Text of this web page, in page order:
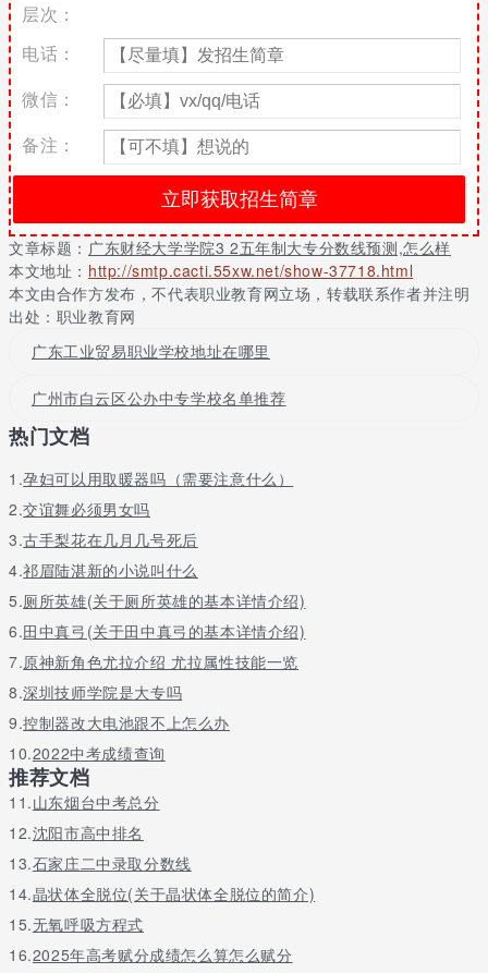
01.读五年制可以升本吗
可以的，如果是学历比较看重，以后想要往上专的人，可能更多的
是选择“五年制大专”，好为未来专升本、考研究生，甚至是考博士
做准备。即使只是想学的“一技之长”，好解决就业问题，中职、高
职、五年制大专培养的同属于高技能人才，只不过学校情况不同，
专业的侧重点会稍微有些不太一样，家长需要根据孩子的未来发展
方向
02.2022年五年制大专分数线
不同地区，不同的院校录取分数线不同，一般在300分到500分左
右。我校分数线可咨询招生老师
03.初中成绩不好学什么好1、学历 技能 包实习，推荐就业其中五
年制大专拿到的是大专学历，所以在学历上它完全ok，没有问题。
至于技能，它与中职、技校一样，培养的都是高技能型人才，所以
种“学历 技能证书”教学模式，让孩子们在拿到学历的同时，又能学
学定点委培项目”，包实习，让孩子通过实习的方式真正学到东西；
中生直接读五年，节省时间五年制大专“2 3”模式，就是读两年高中
预科直升大专，五年可读完大专学历，如需本科学历再续读一年。
相较于孩子考入普高读三年，再参加高考读大专三年，节省了一年
时间。当然了，若是能够考上普高，未来要参加高考拿本科学历的
孩子，我们还是建议对方读普高，参加高考。虽然同样是国家承认
的大专学历，参加过高考的三年制大专与未参加过高考的五年制大
专，社会的认同度多少有些区别。3、很多人一听五年制大专学历没
有三年制大专学历好，心理就开始有些无法接受，这点没什么好说
的，毕竟三年制大专首先要让孩子考上普高，再参加高考，若是连
普高都考不上，还有什么好说的？但是，读了五年制大专是不是就
到头了，没办法往上升了呢？no！还有一个词叫“专升本”，本科学
历有全日制专升本或者自考本科，也有成教本科，若想要继续深
造，五年制大专完全可以做为一个跳板。04.专业介绍
会计，电子商务，影视动漫，学前教育，机电一体化，护理学，药
学，中药学，健康管理，口腔医学技术，动物医学，空中乘务，建
筑工程技术，建筑装饰工程技术，艺术设计，市场营销，行政管理
05.平台招生老师电话
联系电话：可直接在线或者留言咨询
06.如何报考五年制大专
层次：
电话：
微信：
备注：
文章标题： 广东财经大学学院3 2五年制大专分数线预测,怎么样
本文地址： http://smtp.cacti.55xw.net/show-37718.html
本文由合作方发布，不代表职业教育网立场，转载联系作者并注明
出处：职业教育网
广东工业贸易职业学校地址在哪里
广州市白云区公办中专学校名单推荐
热门文档
1.孕妇可以用取暖器吗（需要注意什么）
2.交谊舞必须男女吗
3.古手梨花在几月几号死后
4.祁眉陆湛新的小说叫什么
5.厕所英雄(关于厕所英雄的基本详情介绍)
6.田中真弓(关于田中真弓的基本详情介绍)
7.原神新角色尤拉介绍 尤拉属性技能一览
8.深圳技师学院是大专吗
9.控制器改大电池跟不上怎么办
10.2022中考成绩查询
推荐文档
11.山东烟台中考总分
12.沈阳市高中排名
13.石家庄二中录取分数线
14.晶状体全脱位(关于晶状体全脱位的简介)
15.无氧呼吸方程式
16.2025年高考赋分成绩怎么算怎么赋分